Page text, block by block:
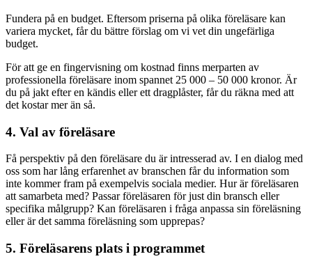
Fundera på en budget. Eftersom priserna på olika föreläsare kan
variera mycket, får du bättre förslag om vi vet din ungefärliga
budget.
För att ge en fingervisning om kostnad finns merparten av
professionella föreläsare inom spannet 25 000 – 50 000 kronor. Är
du på jakt efter en kändis eller ett dragplåster, får du räkna med att
det kostar mer än så.
4. Val av föreläsare
Få perspektiv på den föreläsare du är intresserad av. I en dialog med
oss som har lång erfarenhet av branschen får du information som
inte kommer fram på exempelvis sociala medier. Hur är föreläsaren
att samarbeta med? Passar föreläsaren för just din bransch eller
specifika målgrupp? Kan föreläsaren i fråga anpassa sin föreläsning
eller är det samma föreläsning som upprepas?
5. Föreläsarens plats i programmet